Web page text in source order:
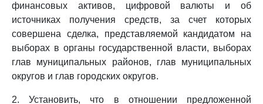
финансовых активов, цифровой валюты и об
источниках получения средств, за счет которых
совершена сделка, представляемой кандидатом на
выборах в органы государственной власти, выборах
глав муниципальных районов, глав муниципальных
округов и глав городских округов.
2. Установить, что в отношении предложенной